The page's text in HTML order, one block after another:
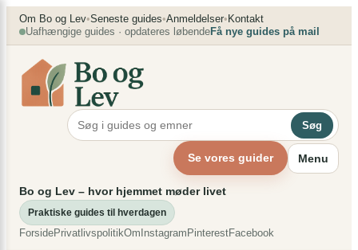
Spring
Om Bo og Lev•Seneste guides•Anmeldelser• Kontakt
Uafhængige guides · opdateres løbendeFå nye guides på mail
Søg
Se vores guider Menu
Bo og Lev – hvor hjemmet møder livet
Praktiske guides til hverdagen
ForsidePrivatlivspolitikOm Instagram PinterestFacebook